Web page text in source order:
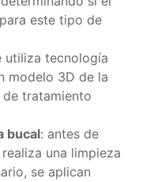
este tipo de
utiliza tecnología
modelo 3D de la
tratamiento
bucal: antes de
una limpieza
se aplican